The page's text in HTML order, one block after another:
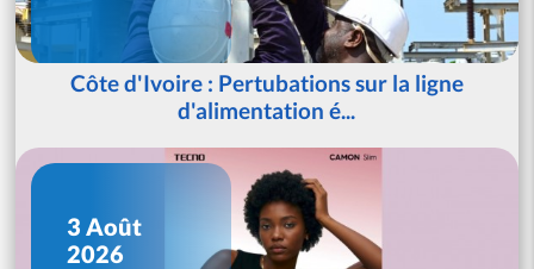
Côte d'Ivoire : Pertubations sur la ligne
d'alimentation é...
3 Août
2026